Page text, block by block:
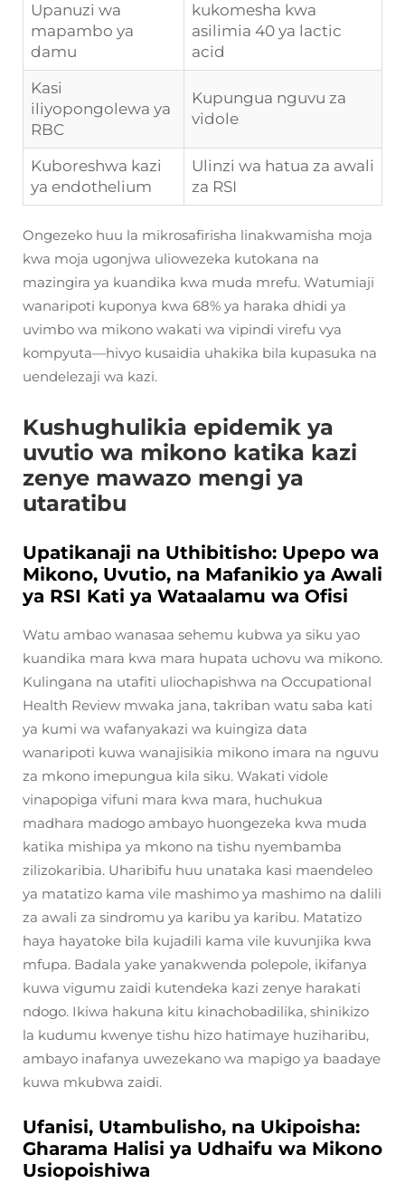
Upanuzi wa
mapambo ya
damu
kukomesha kwa
asilimia 40 ya lactic
acid
Kasi
iliyopongolewa ya
RBC
Kupungua nguvu za
vidole
Kuboreshwa kazi
ya endothelium
Ulinzi wa hatua za awali
za RSI
Ongezeko huu la mikrosafirisha linakwamisha moja
kwa moja ugonjwa uliowezeka kutokana na
mazingira ya kuandika kwa muda mrefu. Watumiaji
wanaripoti kuponya kwa 68% ya haraka dhidi ya
uvimbo wa mikono wakati wa vipindi virefu vya
kompyuta—hivyo kusaidia uhakika bila kupasuka na
uendelezaji wa kazi.
Kushughulikia epidemik ya
uvutio wa mikono katika kazi
zenye mawazo mengi ya
utaratibu
Upatikanaji na Uthibitisho: Upepo wa
Mikono, Uvutio, na Mafanikio ya Awali
ya RSI Kati ya Wataalamu wa Ofisi
Watu ambao wanasaa sehemu kubwa ya siku yao
kuandika mara kwa mara hupata uchovu wa mikono.
Kulingana na utafiti uliochapishwa na Occupational
Health Review mwaka jana, takriban watu saba kati
ya kumi wa wafanyakazi wa kuingiza data
wanaripoti kuwa wanajisikia mikono imara na nguvu
za mkono imepungua kila siku. Wakati vidole
vinapopiga vifuni mara kwa mara, huchukua
madhara madogo ambayo huongezeka kwa muda
katika mishipa ya mkono na tishu nyembamba
zilizokaribia. Uharibifu huu unataka kasi maendeleo
ya matatizo kama vile mashimo ya mashimo na dalili
za awali za sindromu ya karibu ya karibu. Matatizo
haya hayatoke bila kujadili kama vile kuvunjika kwa
mfupa. Badala yake yanakwenda polepole, ikifanya
kuwa vigumu zaidi kutendeka kazi zenye harakati
ndogo. Ikiwa hakuna kitu kinachobadilika, shinikizo
la kudumu kwenye tishu hizo hatimaye huziharibu,
ambayo inafanya uwezekano wa mapigo ya baadaye
kuwa mkubwa zaidi.
Ufanisi, Utambulisho, na Ukipoisha:
Gharama Halisi ya Udhaifu wa Mikono
Usiopoishiwa